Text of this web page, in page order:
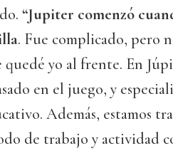
“Jupiter comenzó
. Fue complicado, pero
quedé yo al frente. En
en el juego, y
Además, estamos
de trabajo y actividad